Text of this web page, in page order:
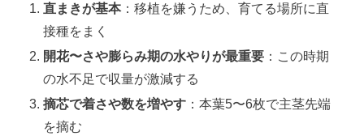
直まきが基本：移植を嫌うため、育てる場所に直
接種をまく
開花〜さや膨らみ期の水やりが最重要 ：この時期
の水不足で収量が激減する
摘芯で着さや数を増やす ：本葉5〜6枚で主茎先端
を摘む